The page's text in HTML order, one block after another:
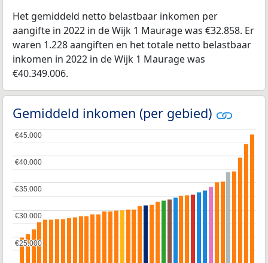
Het gemiddeld netto belastbaar inkomen per
aangifte in 2022 in de Wijk 1 Maurage was €32.858. Er
waren 1.228 aangiften en het totale netto belastbaar
inkomen in 2022 in de Wijk 1 Maurage was
€40.349.006.
Gemiddeld inkomen (per gebied)
€25.000
€25.000
€30.000
€30.000
€35.000
€35.000
€40.000
€40.000
€45.000
€45.000